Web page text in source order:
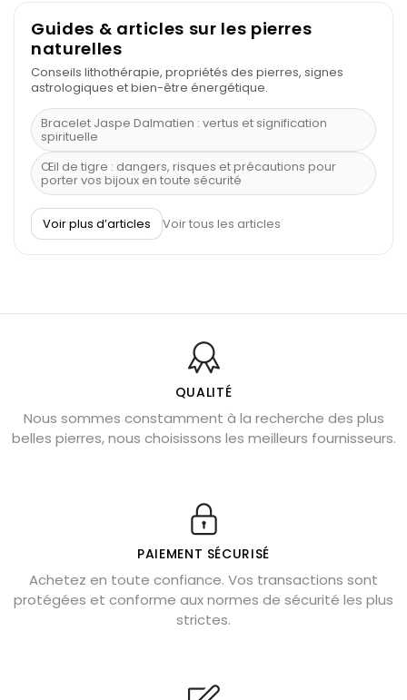
Guides & articles sur les pierres
naturelles
Conseils lithothérapie, propriétés des pierres, signes
astrologiques et bien-être énergétique.
Bracelet Jaspe Dalmatien : vertus et signification
spirituelle
Œil de tigre : dangers, risques et précautions pour
porter vos bijoux en toute sécurité
À quel poignet porter un bracelet de pierre
Découvrez le scorpion et ses pierres
Bienfaits de la sélénite – pierre des anges
L’améthyste est-elle faite pour moi ?
Chrysocolle : pierre apaisante
Obsidienne dorée : vertus et signification
Véritable citrine naturelle non chauffée
Où placer la citrine dans la maison
Cornaline : propriétés magiques
Capricorne : quelles pierres choisir
Shungite : purification et protection
Voir plus d’articles Voir tous les articles
QUALITÉ
Nous sommes constamment à la recherche des plus
belles pierres, nous choisissons les meilleurs fournisseurs.
PAIEMENT SÉCURISÉ
Achetez en toute confiance. Vos transactions sont
protégées et conforme aux normes de sécurité les plus
strictes.